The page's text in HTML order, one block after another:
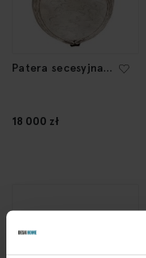
Patera secesyjna z
trytona, XIX/XX w.
18 000 zł